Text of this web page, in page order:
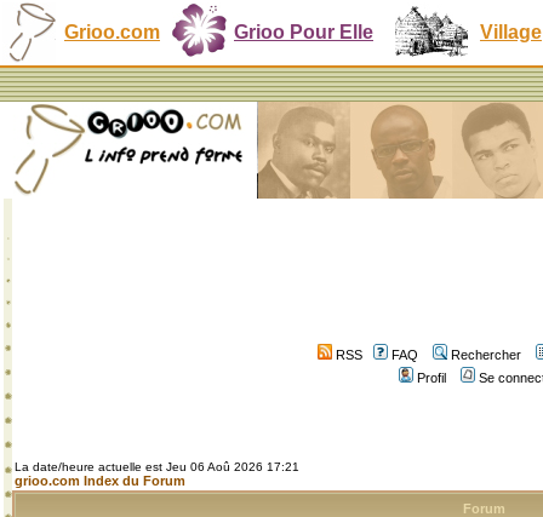
Grioo.com Grioo Pour Elle Village
RSS FAQ
Rechercher
Profil
Se
La date/heure actuelle est Jeu 06 Aoû 2026 17:21
grioo.com Index du Forum
Forum